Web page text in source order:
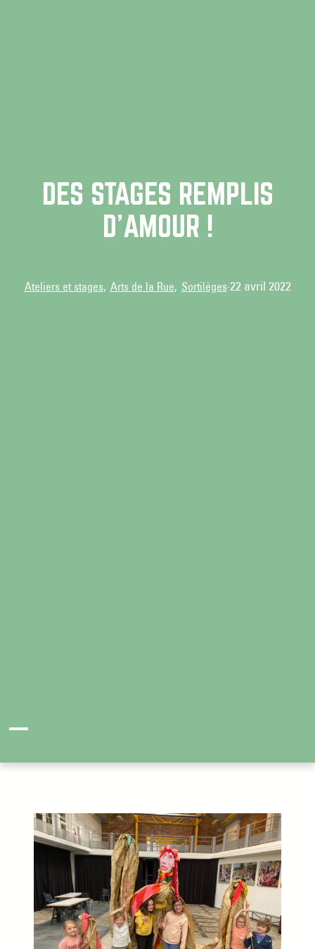
DES STAGES REMPLIS
D’AMOUR !
Ateliers et stages, Arts de la Rue, Sortilèges·22 avril 2022